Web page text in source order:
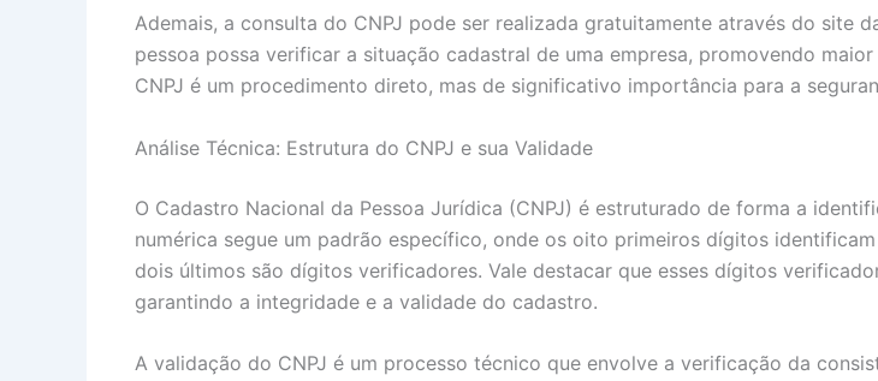
Ademais, a consulta do CNPJ pode ser realizada gratuitamente através do site
pessoa possa verificar a situação cadastral de uma empresa, promovendo
CNPJ é um procedimento direto, mas de significativo importância para a
Análise Técnica: Estrutura do CNPJ e sua Validade
O Cadastro Nacional da Pessoa Jurídica (CNPJ) é estruturado de forma a
numérica segue um padrão específico, onde os oito primeiros dígitos
dois últimos são dígitos verificadores. Vale destacar que esses dígitos
garantindo a integridade e a validade do cadastro.
A validação do CNPJ é um processo técnico que envolve a verificação da